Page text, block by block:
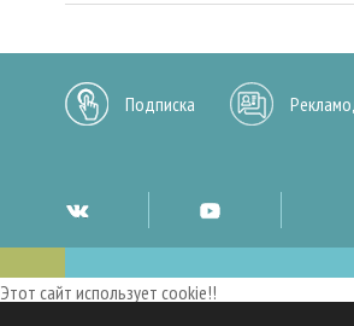
Подписка
Этот сайт использует cookie!!